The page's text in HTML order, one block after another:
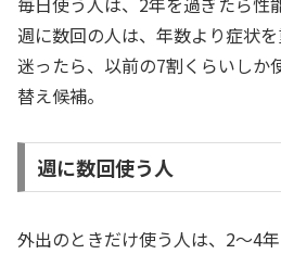
週に数回の人は、年数より症状を
迷ったら、以前の7割くらいしか
替え候補。
週に数回使う人
外出のときだけ使う人は、2〜4